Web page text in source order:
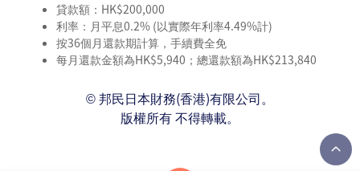
貸款額：HK$200,000
利率：月平息0.2% (以實際年利率4.49%計)
按36個月還款期計算，手續費全免
每月還款金額為HK$5,940；總還款額為HK$213,840
© 邦民日本財務(香港)有限公司。
版權所有 不得轉載。